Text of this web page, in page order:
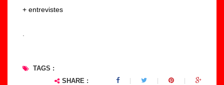
+ entrevistes
TAGS :
SHARE :